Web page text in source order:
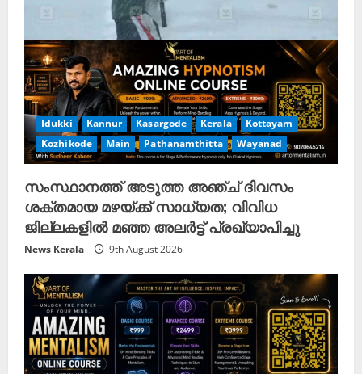
n
g
Idukki Kannur Kasargode Kerala
Kottayam
Kozhikode
Main Pathanamthitta Wayanad
സംസ്ഥാനത്ത് അടുത്ത അഞ്ച് ദിവസം
ശക്തമായ മഴയ്ക്ക് സാധ്യത; വിവിധ
ജില്ലകളിൽ മഞ്ഞ അലർട്ട് പ്രഖ്യാപിച്ചു
News Kerala 9th August 2026